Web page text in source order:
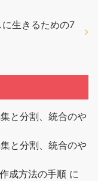
生きるための7
と分割、統合のや
と分割、統合のや
成方法の手順 に